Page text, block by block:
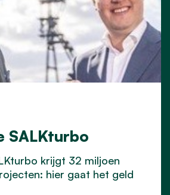
SALKturbo
krijgt 32 miljoen
hier gaat het geld